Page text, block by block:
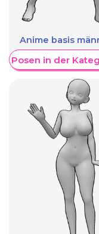
Anime basis
Posen in der